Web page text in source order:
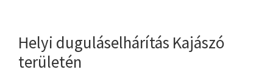
Helyi duguláselhárítás Kajászó
területén